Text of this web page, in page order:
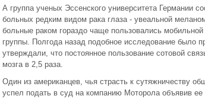
А группа ученых Эссенского университета Германии
больных редким видом рака глаза - увеальной
больные раком гораздо чаще пользовались
группы. Полгода назад подобное исследование было
утверждали, что постоянное пользование сотовой
мозга в 2,5 раза.
Один из американцев, чья страсть к сутяжничеству
успел подать в суд на компанию Моторола объявив ее